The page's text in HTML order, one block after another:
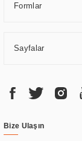
Formlar
Sayfalar
Bize Ulaşın